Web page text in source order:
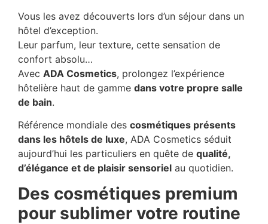
Vous les avez découverts lors d’un séjour dans un
hôtel d’exception.
Leur parfum, leur texture, cette sensation de
confort absolu…
Avec ADA Cosmetics, prolongez l’expérience
hôtelière haut de gamme dans votre propre salle
de bain.
Référence mondiale des cosmétiques présents
dans les hôtels de luxe, ADA Cosmetics séduit
aujourd’hui les particuliers en quête de qualité,
d’élégance et de plaisir sensoriel au quotidien.
Des cosmétiques premium
pour sublimer votre routine